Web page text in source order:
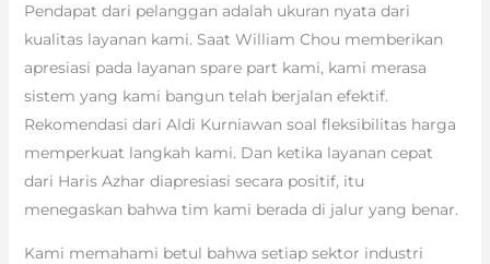
Pendapat dari pelanggan adalah ukuran nyata dari
kualitas layanan kami. Saat William Chou memberikan
apresiasi pada layanan spare part kami, kami merasa
sistem yang kami bangun telah berjalan efektif.
Rekomendasi dari Aldi Kurniawan soal fleksibilitas harga
memperkuat langkah kami. Dan ketika layanan cepat
dari Haris Azhar diapresiasi secara positif, itu
menegaskan bahwa tim kami berada di jalur yang benar.
Kami memahami betul bahwa setiap sektor industri